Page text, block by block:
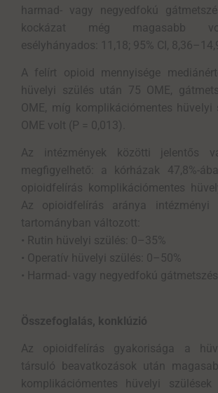
harmad- vagy negyedfokú
kockázat még magasabb
esélyhányados: 11,18; 95% CI,
A felírt opioid mennyisége
hüvelyi szülés után 75 OME,
OME, míg komplikációmentes
OME volt (P = 0,013).
Az intézmények közötti jelentős
megfigyelhető: a kórházak 47,8%-
opioidfelírás komplikációmentes
Az opioidfelírás aránya intézményi
tartományban változott:
• Rutin hüvelyi szülés: 0–35%
• Operatív hüvelyi szülés: 0–50%
• Harmad- vagy negyedfokú
Összefoglalás, konklúzió
Az opioidfelírás gyakorisága a
társuló beavatkozások után
komplikációmentes hüvelyi